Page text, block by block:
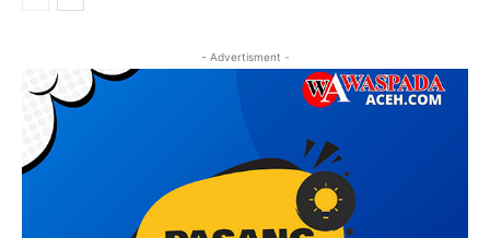
- Advertisment -